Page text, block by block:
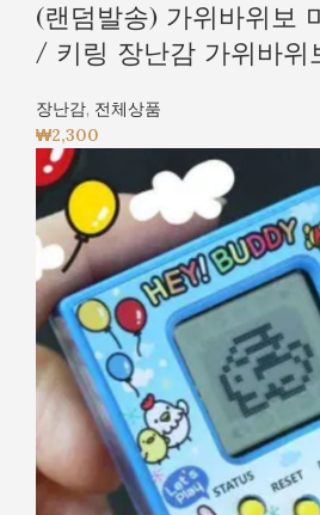
(랜덤발송) 가위바위보
/ 키링 장난감 가위바위
장난감, 전체상품
₩2,300